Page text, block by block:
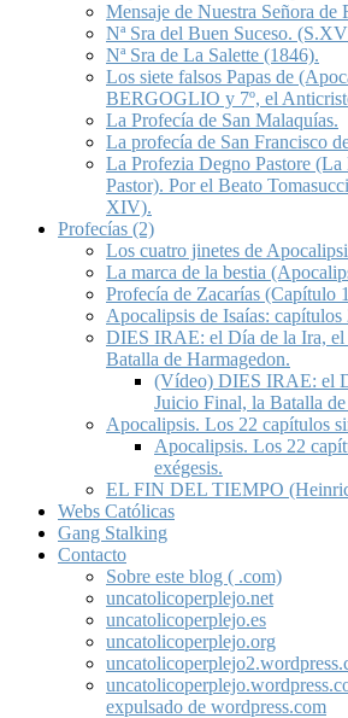
Mensaje de Nuestra Señora de
Nª Sra del Buen Suceso.
Nª Sra de La Salette (1846).
Los siete falsos Papas de
BERGOGLIO y 7º, el
La Profecía de San Malaquías.
La profecía de San Francisco
La Profezia Degno Pastore
Pastor). Por el Beato
XIV).
Profecías (2)
Los cuatro jinetes de
La marca de la bestia
Profecía de Zacarías (Capítulo
Apocalipsis de Isaías:
DIES IRAE: el Día de la Ira,
Batalla de Harmagedon.
(Vídeo) DIES IRAE: el
Juicio Final, la Batalla
Apocalipsis. Los 22 capítulos
Apocalipsis. Los 22
exégesis.
EL FIN DEL TIEMPO
Webs Católicas
Gang Stalking
Contacto
Sobre este blog ( .com)
uncatolicoperplejo.net
uncatolicoperplejo.es
uncatolicoperplejo.org
expulsado de wordpress.com